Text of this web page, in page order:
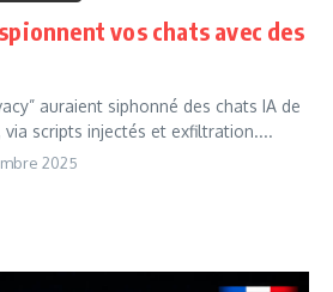
vos chats avec des
auraient siphonné des chats IA de
via scripts injectés et exfiltration....
2025